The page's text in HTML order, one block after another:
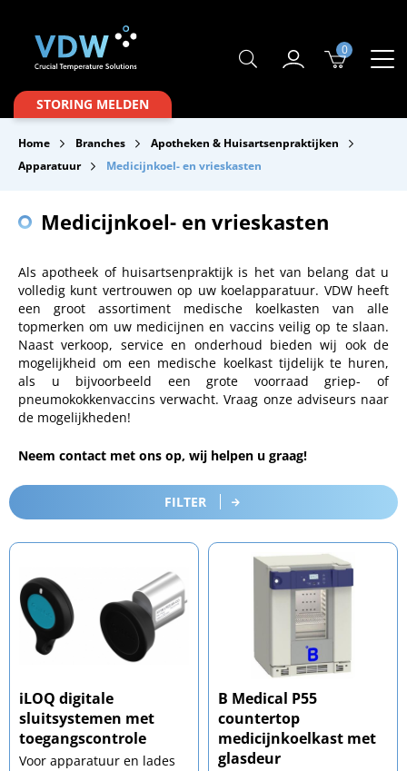
Producten
Branches
Merken
Service & Onderhoud
Contact
Downloads
0
STORING MELDEN
Home Branches
Apotheken & Huisartsenpraktijken
Apparatuur
Medicijnkoel- en vrieskasten
Medicijnkoel- en vrieskasten
Als apotheek of huisartsenpraktijk is het van belang dat u
volledig kunt vertrouwen op uw koelapparatuur. VDW heeft
een groot assortiment medische koelkasten van alle
topmerken om uw medicijnen en vaccins veilig op te slaan.
Naast verkoop, service en onderhoud bieden wij ook de
mogelijkheid om een medische koelkast tijdelijk te huren,
als u bijvoorbeeld een grote voorraad griep- of
pneumokokkenvaccins verwacht. Vraag onze adviseurs naar
de mogelijkheden!
Neem contact met ons op, wij helpen u graag!
FILTER
iLOQ digitale
sluitsystemen met
toegangscontrole
Voor apparatuur en lades
B Medical P55
countertop
medicijnkoelkast met
glasdeur